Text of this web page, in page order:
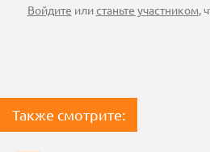
Войдите илистаньте участником,
Также смотрите: